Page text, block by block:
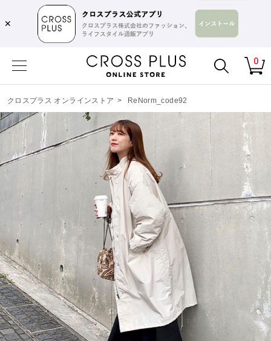
✕
0
クロスプラス オンラインストア > ReNorm_code92